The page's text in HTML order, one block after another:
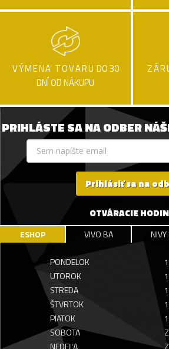
VÝMENA TOVARU DO 30
DNÍ OD NÁKUPU
PRIHLÁSTE SA NA ODBER
Prihlásiť sa na
OTVÁRACIE
ESHOP VIVO BA
PONDELOK
UTOROK
STREDA
ŠTVRTOK
PIATOK
SOBOTA
NEDEĽA